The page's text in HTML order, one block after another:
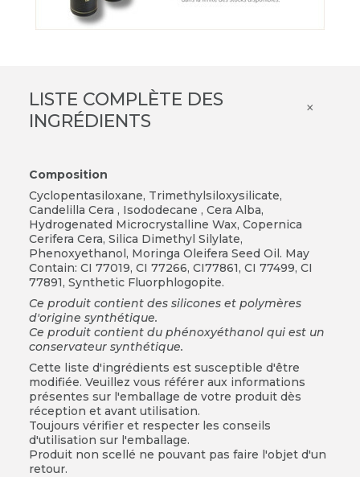
LISTE COMPLÈTE DES
INGRÉDIENTS
×
Composition
Cyclopentasiloxane, Trimethylsiloxysilicate,
Candelilla Cera , Isododecane , Cera Alba,
Hydrogenated Microcrystalline Wax, Copernica
Cerifera Cera, Silica Dimethyl Silylate,
Phenoxyethanol, Moringa Oleifera Seed Oil. May
Contain: CI 77019, CI 77266, CI77861, CI 77499, CI
77891, Synthetic Fluorphlogopite.
Ce produit contient des silicones et polymères
d'origine synthétique.
Ce produit contient du phénoxyéthanol qui est un
conservateur synthétique.
Cette liste d'ingrédients est susceptible d'être
modifiée. Veuillez vous référer aux informations
présentes sur l'emballage de votre produit dès
réception et avant utilisation.
Toujours vérifier et respecter les conseils
d'utilisation sur l'emballage.
Produit non scellé ne pouvant pas faire l'objet d'un
retour.